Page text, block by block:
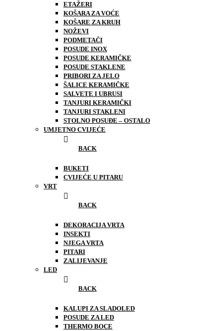
ETAŽERI
KOŠARA ZA VOĆE
KOŠARE ZA KRUH
NOŽEVI
PODMETAČI
POSUDE INOX
POSUDE KERAMIČKE
POSUDE STAKLENE
PRIBORI ZA JELO
ŠALICE KERAMIČKE
SALVETE I UBRUSI
TANJURI KERAMIČKI
TANJURI STAKLENI
STOLNO POSUĐE – OSTALO
UMJETNO CVIJEĆE
BACK
BUKETI
CVIJEĆE U PITARU
VRT
BACK
DEKORACIJA VRTA
INSEKTI
NJEGA VRTA
PITARI
ZALIJEVANJE
LED
BACK
KALUPI ZA SLADOLED
POSUDE ZA LED
THERMO BOCE